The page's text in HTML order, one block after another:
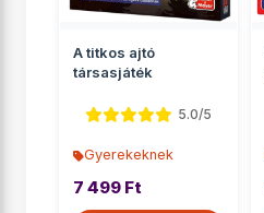
A titkos ajtó
társasjáték
5.0/5
Gyerekeknek
7 499 Ft